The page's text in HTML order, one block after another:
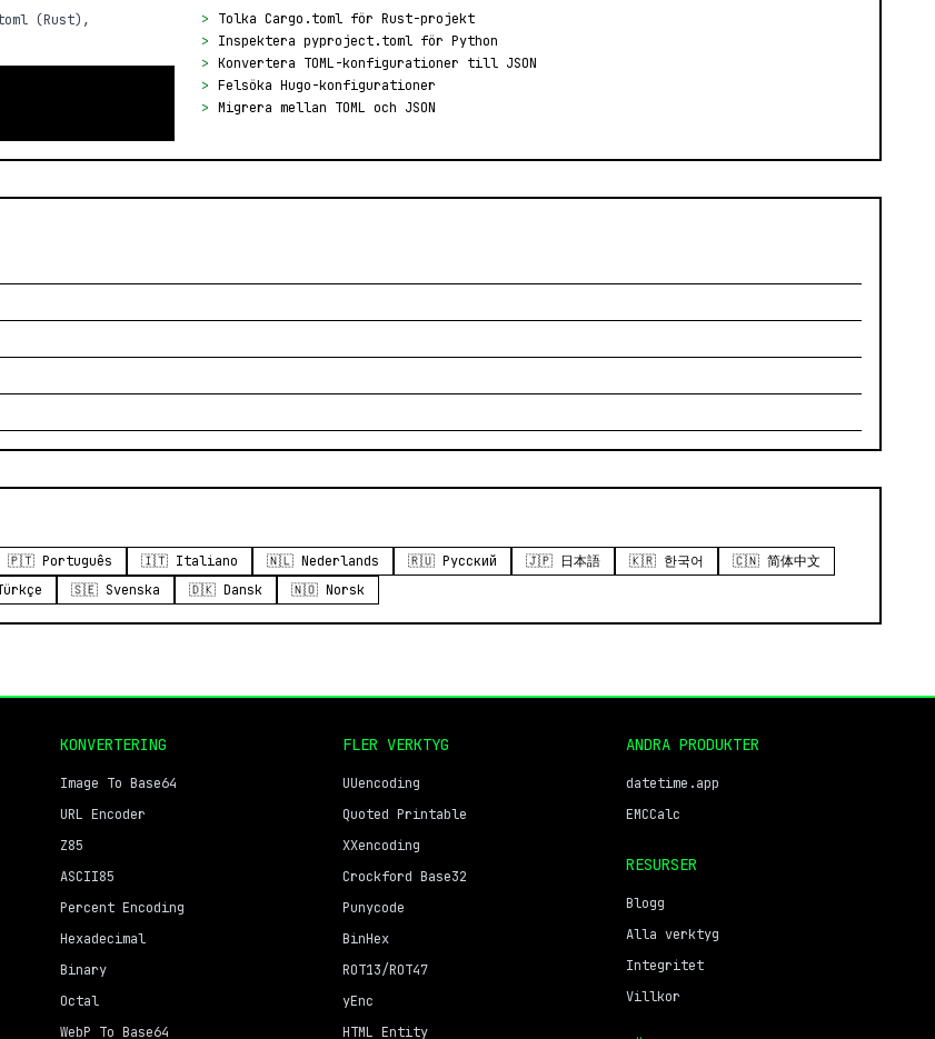
(Rust),
>
Tolka Cargo.toml för Rust-projekt
>
Inspektera pyproject.toml för Python
> Konvertera TOML-konfigurationer till JSON
> Felsöka Hugo-konfigurationer
> Migrera mellan TOML och JSON
🇵🇹 Português 🇮🇹 Italiano 🇳🇱 Nederlands 🇷🇺 Русский 🇯🇵 日本語 🇰🇷 한국어
🇨🇳 简体中文
🇸🇪 Svenska 🇩🇰 Dansk 🇳🇴 Norsk
KONVERTERING
Image To Base64
URL Encoder
Z85
ASCII85
Percent Encoding
Hexadecimal
Binary
Octal
WebP To Base64
FLER VERKTYG
UUencoding
Quoted Printable
XXencoding
Crockford Base32
Punycode
BinHex
ROT13/ROT47
yEnc
HTML Entity
ANDRA PRODUKTER
datetime.app
EMCCalc
RESURSER
Blogg
Alla verktyg
Integritet
Villkor